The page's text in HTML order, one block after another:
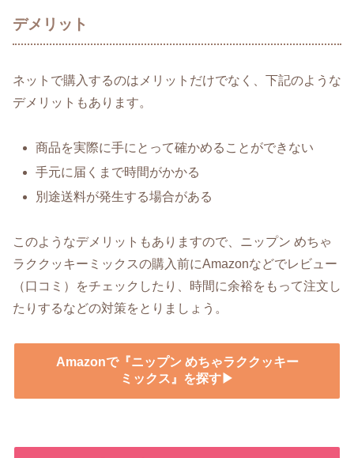
デメリット
ネットで購入するのはメリットだけでなく、下記のような
デメリットもあります。
商品を実際に手にとって確かめることができない
手元に届くまで時間がかかる
別途送料が発生する場合がある
このようなデメリットもありますので、ニップン めちゃ
ラククッキーミックスの購入前にAmazonなどでレビュー
（口コミ）をチェックしたり、時間に余裕をもって注文し
たりするなどの対策をとりましょう。
Amazonで『ニップン めちゃラククッキー
ミックス』を探す▶